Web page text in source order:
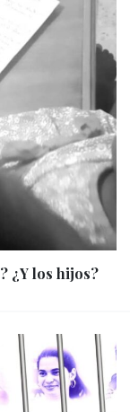
¿Y los hijos?